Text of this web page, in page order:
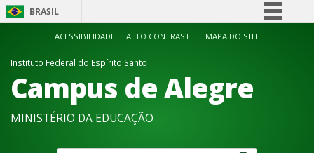
BRASIL
Simplifique!
Acesso à informação
Canais
ACESSIBILIDADE ALTO CONTRASTE MAPA DO SITE
Instituto Federal do Espírito Santo
Campus de Alegre
MINISTÉRIO DA EDUCAÇÃO